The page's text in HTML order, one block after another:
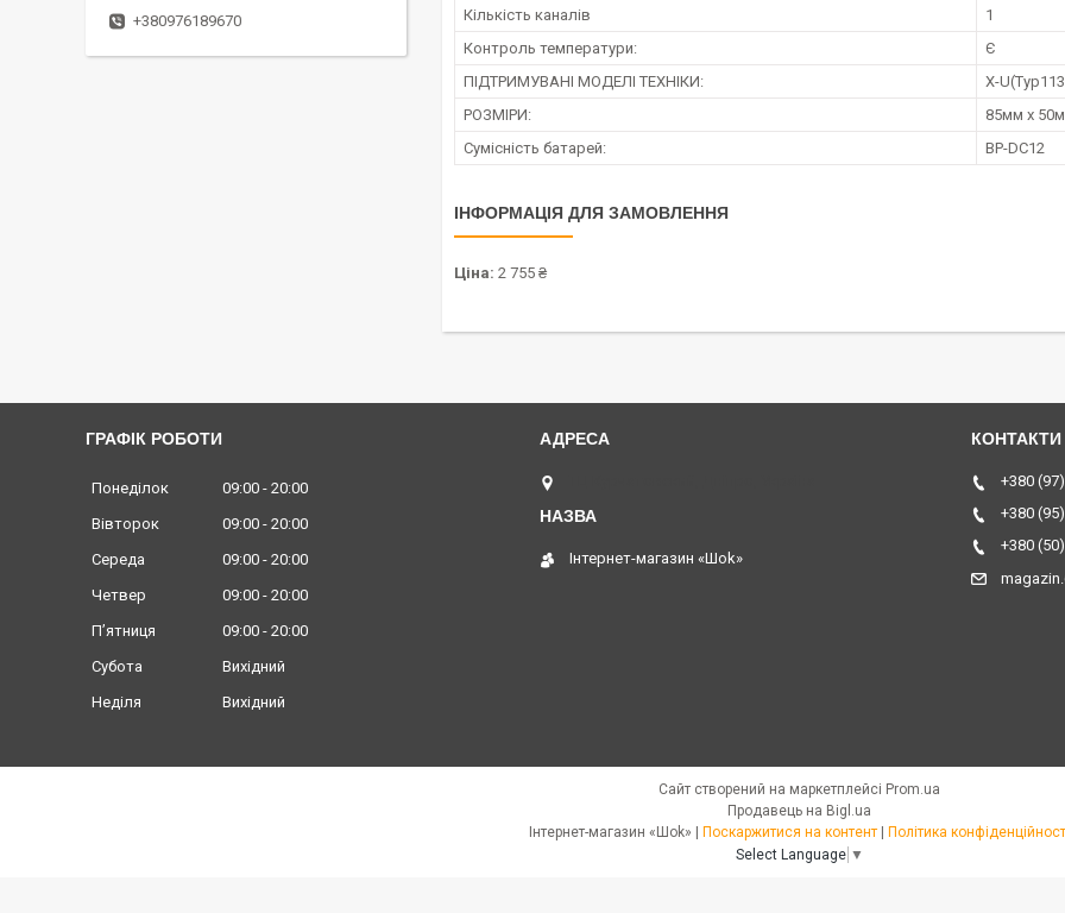
Кількість каналів
1
Контроль температури:
Є
ПІДТРИМУВАНІ МОДЕЛІ ТЕХНІКИ:
X-
РОЗМІРИ:
85мм х
Сумісність батарей:
BP-DC12
ІНФОРМАЦІЯ ДЛЯ ЗАМОВЛЕННЯ
Ціна: 2 755 ₴
+380976189670
ГРАФІК РОБОТИ
Понеділок 09:00
20:00
Вівторок
09:00
20:00
Середа
09:00
20:00
Четвер
09:00
20:00
Пʼятниця
09:00
20:00
Субота
Вихідний
Неділя
Вихідний
Інтернет-магазин «Шоk»
+380
+380
+380
Сайт створений на маркетплейсі Prom.ua
Продавець на Bigl.ua
Поскаржитися на контент
Політика
Select Language ▼